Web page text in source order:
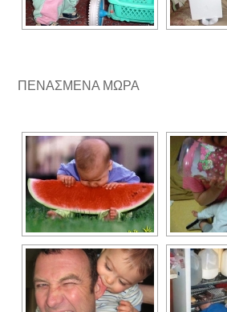
ΠΕΝΑΣΜΕΝΑ ΜΩΡΑ